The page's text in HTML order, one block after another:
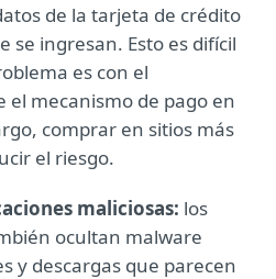
de la tarjeta de crédito
se ingresan. Esto es difícil
es con el
el mecanismo de pago en
comprar en sitios más
el riesgo.
maliciosas: los
ocultan malware
y descargas que parecen